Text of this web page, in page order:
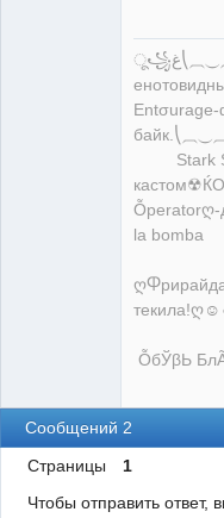
ू꧁ﻍ⎝⏠⏝⏠⎠Tanukiღ2013ловкий
Stark
Ỗperatorღ-
la bomba
ỖбЎβЬ
Сообщений 2
Страницы
1
Чтобы отправить ответ,